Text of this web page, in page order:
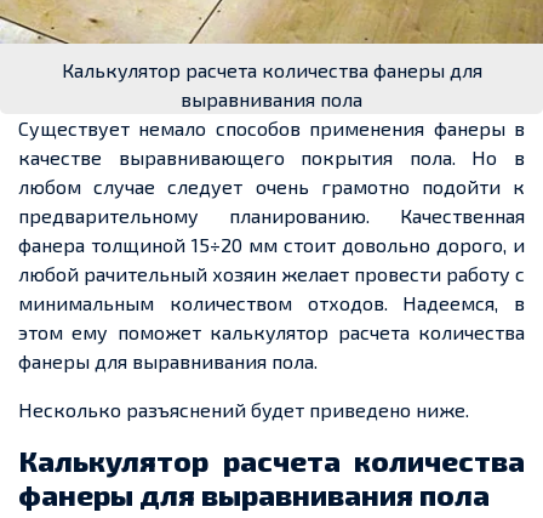
Калькулятор расчета количества фанеры для
выравнивания пола
Существует немало способов применения фанеры в
качестве выравнивающего покрытия пола. Но в
любом случае следует очень грамотно подойти к
предварительному планированию. Качественная
фанера толщиной 15÷20 мм стоит довольно дорого, и
любой рачительный хозяин желает провести работу с
минимальным количеством отходов. Надеемся, в
этом ему поможет калькулятор расчета количества
фанеры для выравнивания пола.
Несколько разъяснений будет приведено ниже.
Калькулятор расчета количества
фанеры для выравнивания пола